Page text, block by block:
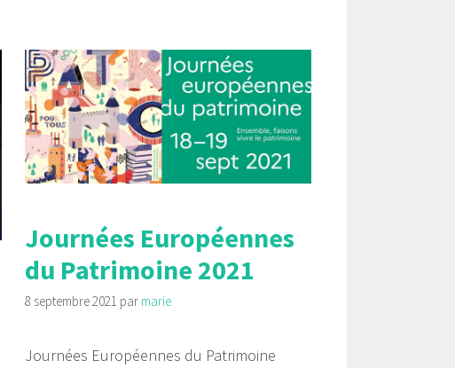
Journées Européennes
du Patrimoine 2021
8 septembre 2021 par marie
Journées Européennes du Patrimoine